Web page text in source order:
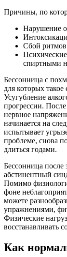
Причины, по
Нарушение
Сбой ритмов
спиртными
Бессонница с
для которых такое
Усугубление
прогрессии. После
нервное
начинается на
испытывает
проблеме, снова
длиться годами.
Бессонница после
абстинентный
Помимо
фоне
можете
упражнениями,
Физические
восстанавливать
Как